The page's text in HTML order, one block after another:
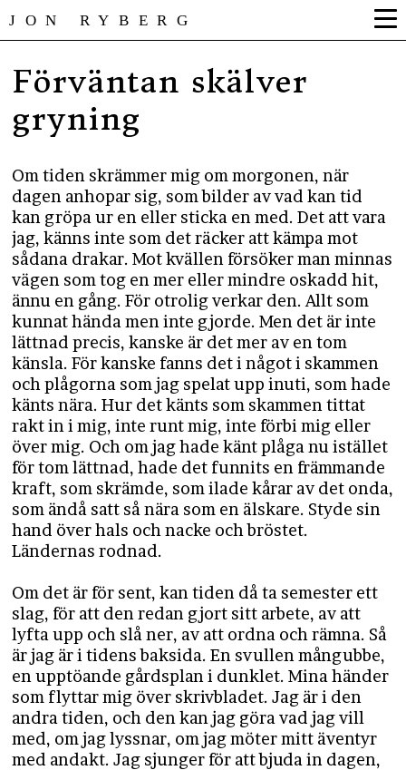
JON RYBERG
Förväntan skälver
gryning
Om tiden skrämmer mig om morgonen, när
dagen anhopar sig, som bilder av vad kan tid
kan gröpa ur en eller sticka en med. Det att vara
jag, känns inte som det räcker att kämpa mot
sådana drakar. Mot kvällen försöker man minnas
vägen som tog en mer eller mindre oskadd hit,
ännu en gång. För otrolig verkar den. Allt som
kunnat hända men inte gjorde. Men det är inte
lättnad precis, kanske är det mer av en tom
känsla. För kanske fanns det i något i skammen
och plågorna som jag spelat upp inuti, som hade
känts nära. Hur det känts som skammen tittat
rakt in i mig, inte runt mig, inte förbi mig eller
över mig. Och om jag hade känt plåga nu istället
för tom lättnad, hade det funnits en främmande
kraft, som skrämde, som ilade kårar av det onda,
som ändå satt så nära som en älskare. Styde sin
hand över hals och nacke och bröstet.
Ländernas rodnad.
Om det är för sent, kan tiden då ta semester ett
slag, för att den redan gjort sitt arbete, av att
lyfta upp och slå ner, av att ordna och rämna. Så
är jag är i tidens baksida. En svullen mångubbe,
en upptöande gårdsplan i dunklet. Mina händer
som flyttar mig över skrivbladet. Jag är i den
andra tiden, och den kan jag göra vad jag vill
med, om jag lyssnar, om jag möter mitt äventyr
med andakt. Jag sjunger för att bjuda in dagen,